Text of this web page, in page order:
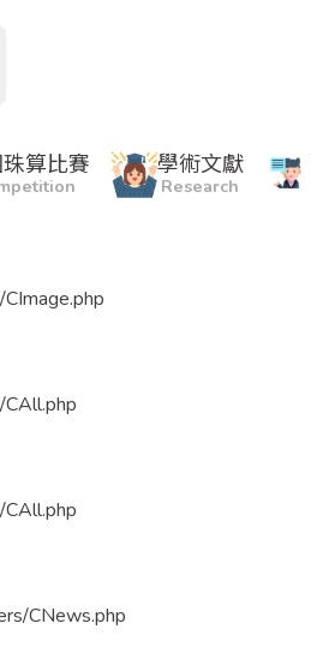
marker
CNews.php
算比賽 學術文獻
Research